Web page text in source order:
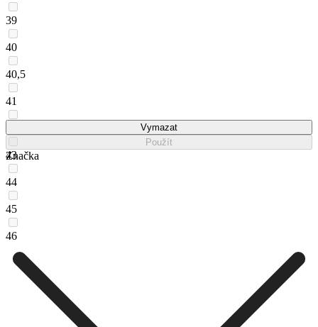
39
40
40,5
41
43
44
45
46
Vymazat
Použít
Značka